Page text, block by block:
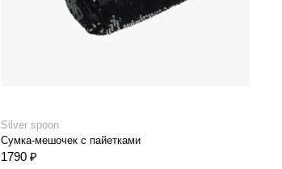
Silver spoon
Сумка-мешочек с пайетками
1790 ₽